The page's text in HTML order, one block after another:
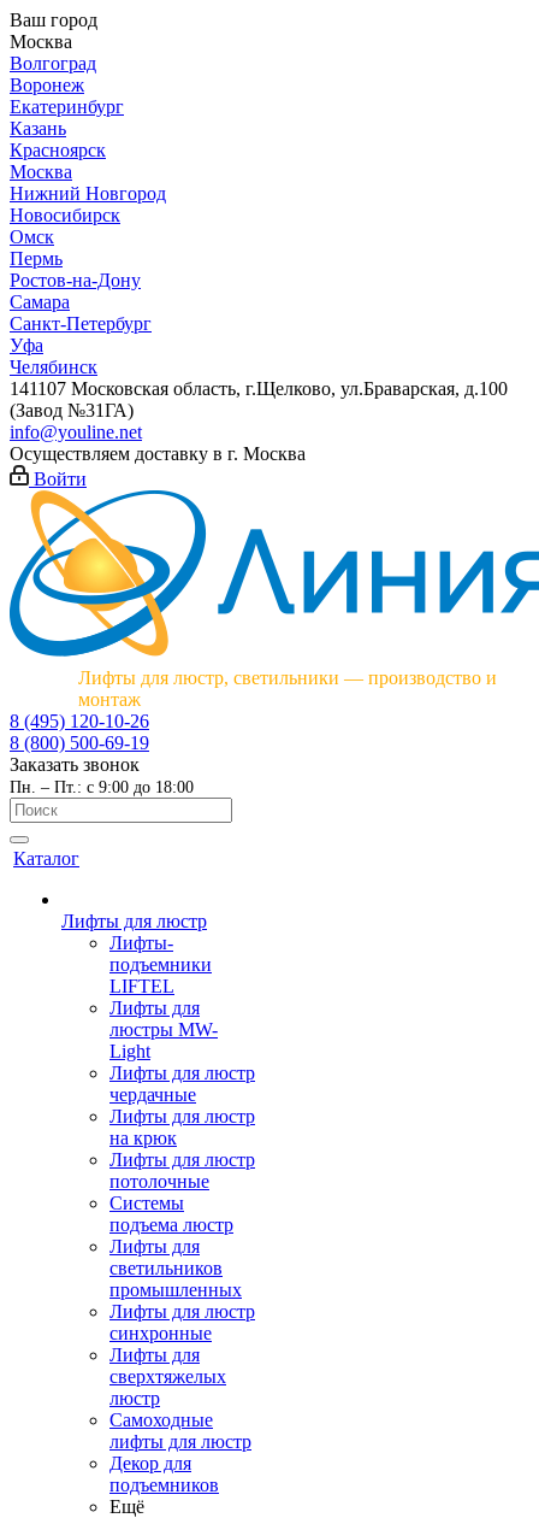
Ваш город
Москва
Волгоград
Воронеж
Екатеринбург
Казань
Красноярск
Москва
Нижний Новгород
Новосибирск
Омск
Пермь
Ростов-на-Дону
Самара
Санкт-Петербург
Уфа
Челябинск
141107 Московская область, г.Щелково, ул.Браварская, д.100
(Завод №31ГА)
info@youline.net
Осуществляем доставку в г. Москва
Войти
Лифты для люстр, светильники — производство и
монтаж
8 (495) 120-10-26
8 (800) 500-69-19
Заказать звонок
Пн. – Пт.: с 9:00 до 18:00
Каталог
Лифты для люстр
Лифты-
подъемники
LIFTEL
Лифты для
люстры MW-
Light
Лифты для люстр
чердачные
Лифты для люстр
на крюк
Лифты для люстр
потолочные
Системы
подъема люстр
Лифты для
светильников
промышленных
Лифты для люстр
синхронные
Лифты для
сверхтяжелых
люстр
Самоходные
лифты для люстр
Декор для
подъемников
Ещё